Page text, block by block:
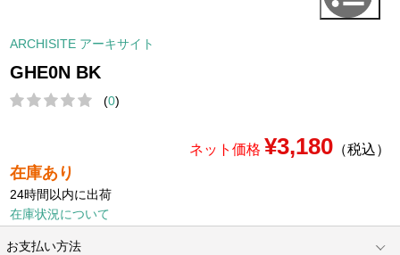
ARCHISITE アーキサイト
GHE0N BK
(0)
ネット価格 ¥3,180（税込）
在庫あり
24時間以内に出荷
在庫状況について
お支払い方法